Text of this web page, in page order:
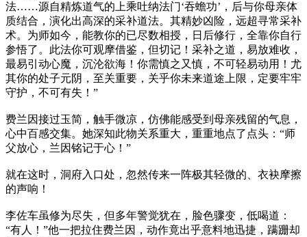
法……源自精炼道气的上乘吐纳法门‘吞蟾功’，后与你母亲体
质结合，演化出高深的采补道法。其精妙凶险，远超寻常采补
术。为师如今，能教你的已尽数相授，日后修行，全靠你自行
参悟了。此法你可观摩借鉴，但切记！采补之道，易放难收，
最易引动心魔，沉沦欲海！你需慎之又慎，不可轻易动用！尤
其你的处子元阴，至关重要，关乎你未来道途上限，定要牢牢
守护，不可有失！”
费兰因接过玉简，触手微凉，仿佛能感受到母亲残留的气息，
心中百感交集。她深知此物关系重大，重重地点了点头：“师
父放心，兰因铭记于心！”
就在这时，洞府入口处，忽然传来一阵极其轻微的、衣袂摩擦
的声响！
李佐车虽修为尽失，但多年警觉犹在，脸色骤变，低喝道：
“有人！”他一把拉住费兰因，动作竟出乎意料地迅捷，蹒跚却